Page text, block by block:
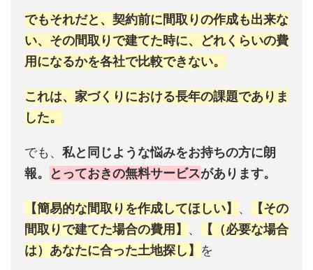
でもそれだと、契約前に間取りの作成も出来な
い、その間取りで建てた時に、どれくらいの費
用になるかを各社で比較できない。
これは、家づくりにおける長年の課題でありま
した。
でも、 私と同じような悩みをお持ちの方に朗
報。
とっておきの無料サービスがあります。
【簡易的な間取りを作成してほしい】 、
【その
間取りで建てた場合の費用】 、
【（必要な場合
は）あなたに合った土地探し】 を